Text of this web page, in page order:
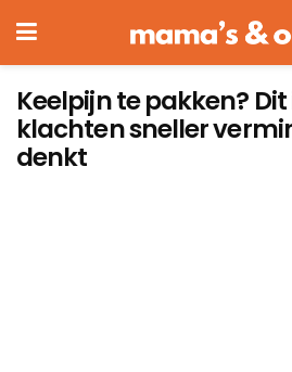
Keelpijn te pakken? Dit
klachten sneller
denkt